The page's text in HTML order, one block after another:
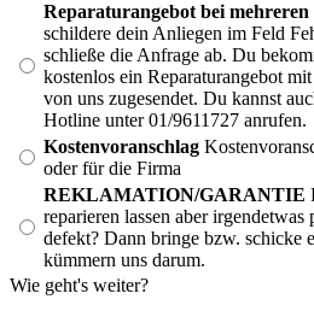
Reparaturangebot bei mehreren
schildere dein Anliegen im Feld
schließe die Anfrage ab. Du
kostenlos ein Reparaturangebot
von uns zugesendet. Du kannst
Hotline unter 01/9611727 anrufen.
Kostenvoranschlag
oder für die Firma
REKLAMATION/GARANTIE
reparieren lassen aber
defekt? Dann bringe bzw. schicke
kümmern uns darum.
Wie geht's weiter?